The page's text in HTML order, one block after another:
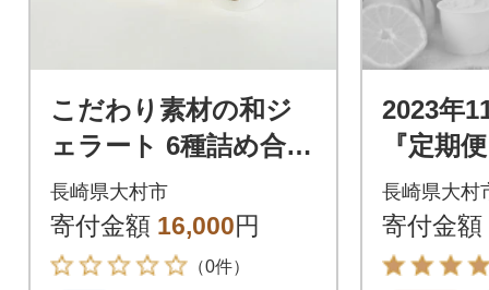
こだわり素材の和ジ
ェラート 6種詰め合わ
せ(大村市)
長崎県大村市
寄付金額 16,000円
（0件）
2023年
『定期
ンバー
のスイ
長崎県大村
寄付金額